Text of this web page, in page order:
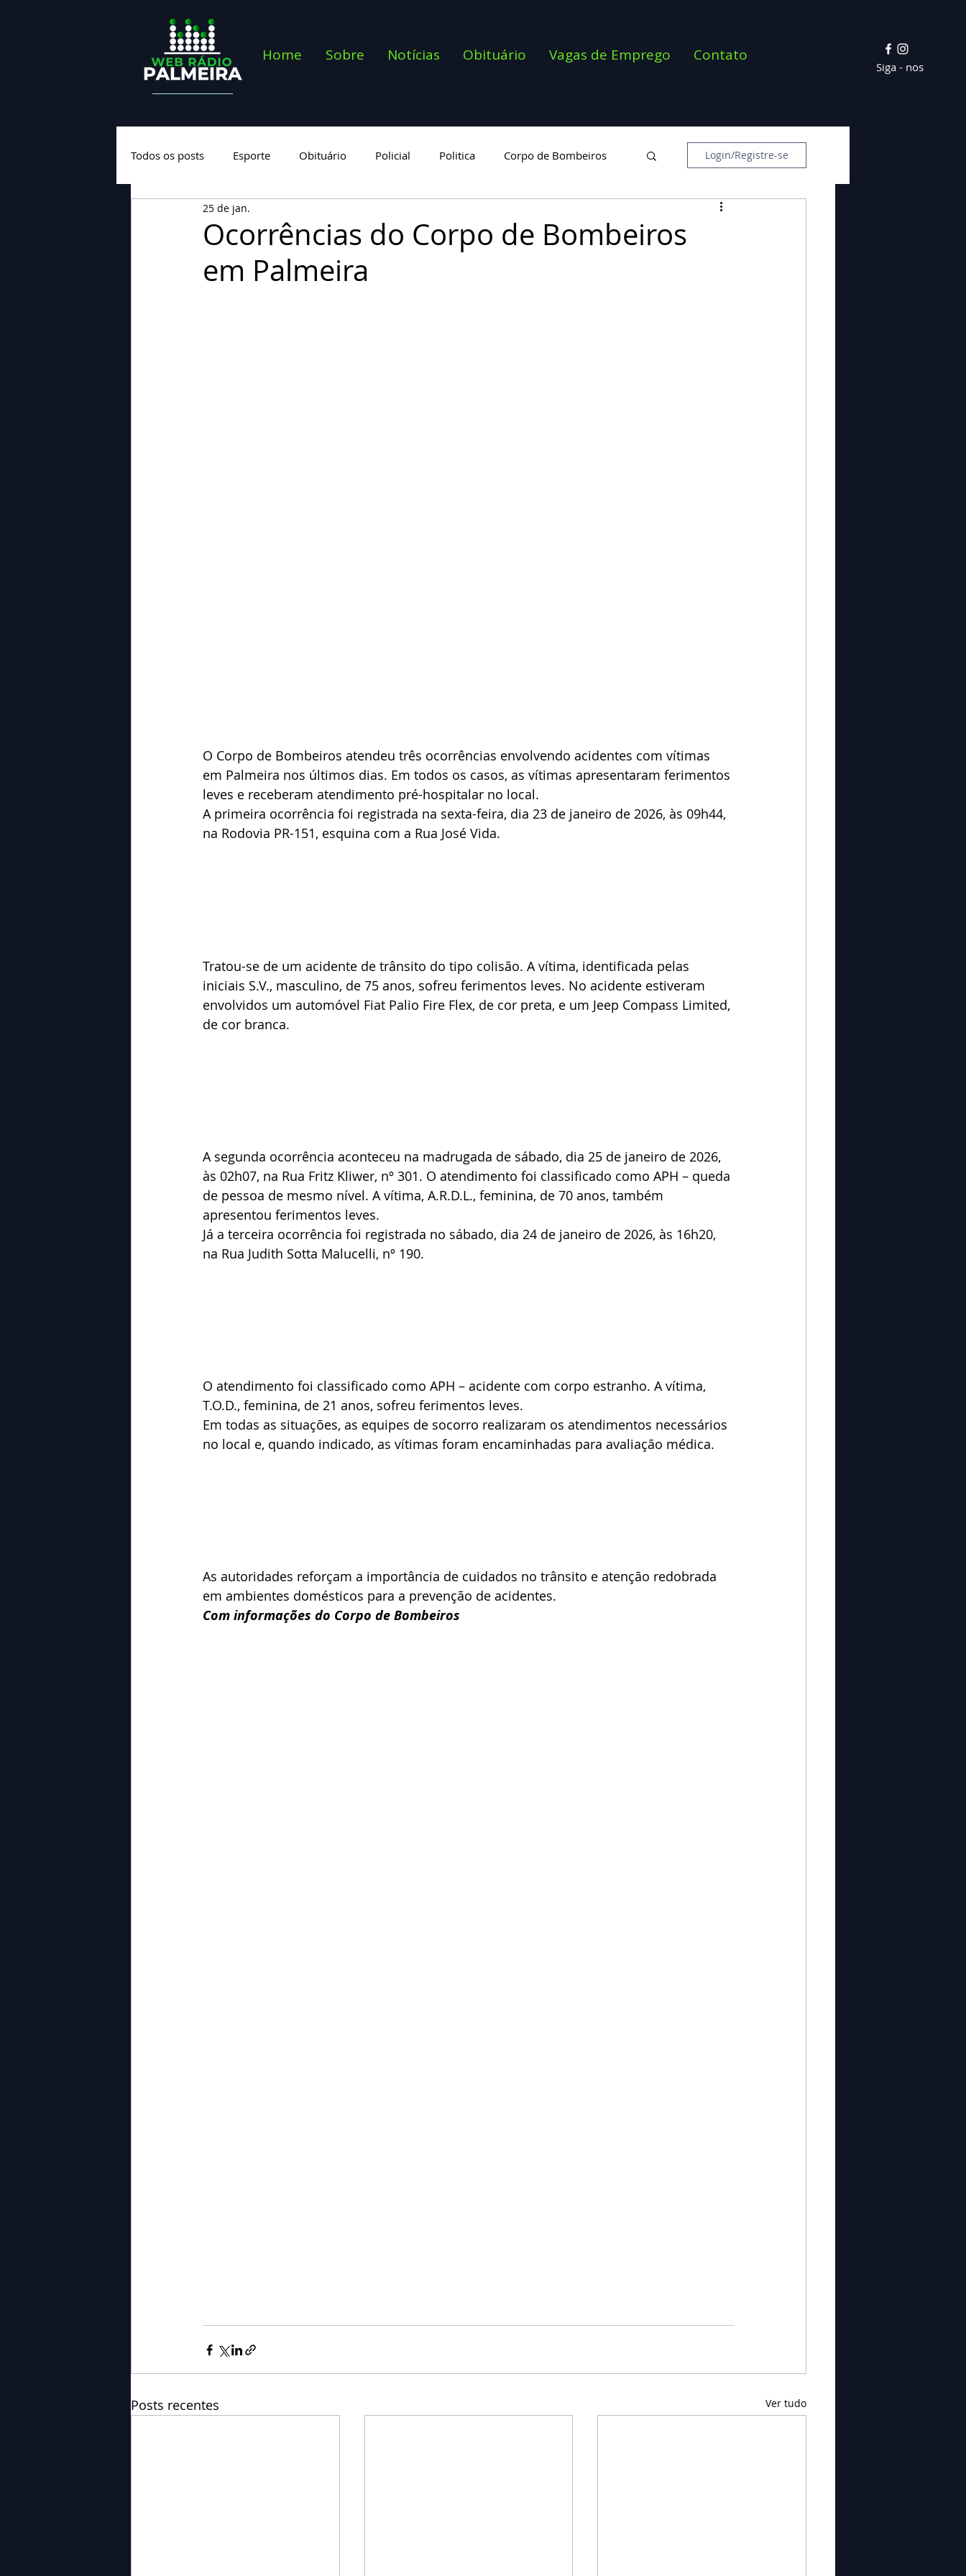
Home Sobre Notícias Obituário Vagas de Emprego Contato
Siga - nos
Todos os posts Esporte Obituário Policial Politica Corpo de Bombeiros
Geral
Login/Registre-se
Ocorrências do Corpo de Bombeiros
em Palmeira
25 de jan.
O Corpo de Bombeiros atendeu três ocorrências envolvendo acidentes com vítimas
em Palmeira nos últimos dias. Em todos os casos, as vítimas apresentaram ferimentos
leves e receberam atendimento pré-hospitalar no local.
A primeira ocorrência foi registrada na sexta-feira, dia 23 de janeiro de 2026, às 09h44,
na Rodovia PR-151, esquina com a Rua José Vida.
Tratou-se de um acidente de trânsito do tipo colisão. A vítima, identificada pelas
iniciais S.V., masculino, de 75 anos, sofreu ferimentos leves. No acidente estiveram
envolvidos um automóvel Fiat Palio Fire Flex, de cor preta, e um Jeep Compass Limited,
de cor branca.
A segunda ocorrência aconteceu na madrugada de sábado, dia 25 de janeiro de 2026,
às 02h07, na Rua Fritz Kliwer, nº 301. O atendimento foi classificado como APH – queda
de pessoa de mesmo nível. A vítima, A.R.D.L., feminina, de 70 anos, também
apresentou ferimentos leves.
Já a terceira ocorrência foi registrada no sábado, dia 24 de janeiro de 2026, às 16h20,
na Rua Judith Sotta Malucelli, nº 190.
O atendimento foi classificado como APH – acidente com corpo estranho. A vítima,
T.O.D., feminina, de 21 anos, sofreu ferimentos leves.
Em todas as situações, as equipes de socorro realizaram os atendimentos necessários
no local e, quando indicado, as vítimas foram encaminhadas para avaliação médica.
As autoridades reforçam a importância de cuidados no trânsito e atenção redobrada
em ambientes domésticos para a prevenção de acidentes.
Com informações do Corpo de Bombeiros
Posts recentes Ver tudo